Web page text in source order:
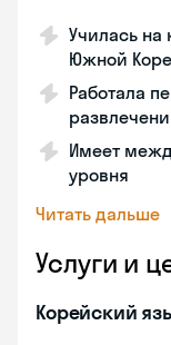
Училась на
Южной
Работала
Имеет
уровня
Читать дальше
Услуги и
Корейский